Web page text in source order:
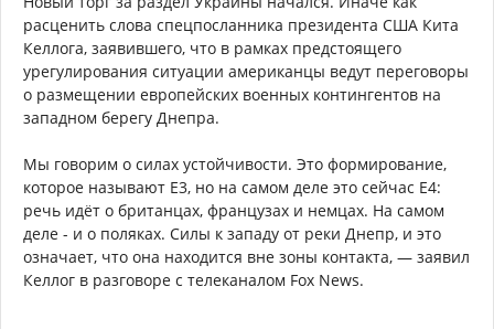
расценить слова спецпосланника президента США Кита
Келлога, заявившего, что в рамках предстоящего
урегулирования ситуации американцы ведут переговоры
о размещении европейских военных контингентов на
западном берегу Днепра.
Мы говорим о силах устойчивости. Это формирование,
которое называют E3, но на самом деле это сейчас E4:
речь идёт о британцах, французах и немцах. На самом
деле - и о поляках. Силы к западу от реки Днепр, и это
означает, что она находится вне зоны контакта, — заявил
Келлог в разговоре с телеканалом Fox News.